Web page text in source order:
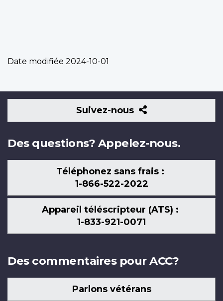
Date modifiée 2024-10-01
Suivez-nous
Suivez-
nous
Des questions? Appelez-nous.
Téléphonez sans frais :
1-866-522-2022
Appareil téléscripteur (ATS) :
1-833-921-0071
Des commentaires pour ACC?
Parlons vétérans